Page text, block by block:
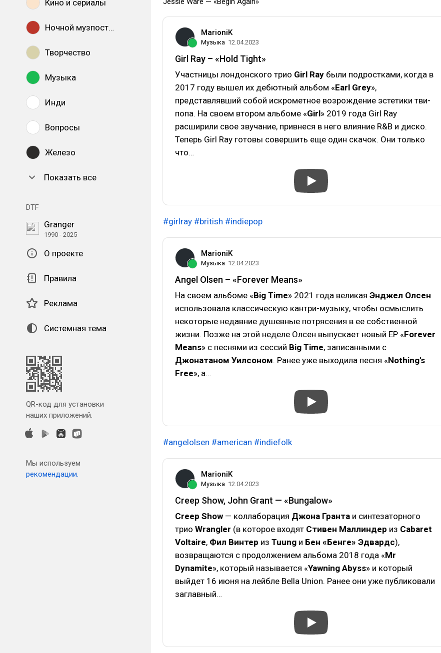
Кино и сериалы
Ночной музпостинг
Творчество
Музыка
Инди
Вопросы
Железо
Показать все
DTF
Granger
1990 - 2025
О проекте
Правила
Реклама
Системная тема
QR-код для установки
наших приложений.
Мы используем
рекомендации.
MarioniK
Музыка 12.04.2023
Girl Ray – «Hold Tight»
Участницы лондонского трио Girl Ray были подростками, когда в
2017 году вышел их дебютный альбом «Earl Grey»,
представлявший собой искрометное возрождение эстетики тви-
попа. На своем втором альбоме «Girl» 2019 года Girl Ray
расширили свое звучание, привнеся в него влияние R&B и диско.
Теперь Girl Ray готовы совершить еще один скачок. Они только
что…
#girlray #british #indiepop
MarioniK
Музыка 12.04.2023
Angel Olsen – «Forever Means»
На своем альбоме «Big Time» 2021 года великая Энджел Олсен
использовала классическую кантри-музыку, чтобы осмыслить
некоторые недавние душевные потрясения в ее собственной
жизни. Позже на этой неделе Олсен выпускает новый EP «Forever
Means» с песнями из сессий Big Time, записанными с
Джонатаном Уилсоном. Ранее уже выходила песня «Nothing's
Free», а…
#angelolsen #american #indiefolk
MarioniK
Музыка 12.04.2023
Creep Show, John Grant — «Bungalow»
Creep Show — коллаборация Джона Гранта и синтезаторного
трио Wrangler (в которое входят Стивен Маллиндер из Cabaret
Voltaire, Фил Винтер из Tuung и Бен «Бенге» Эдвардс),
возвращаются с продолжением альбома 2018 года «Mr
Dynamite», который называется «Yawning Abyss» и который
выйдет 16 июня на лейбле Bella Union. Ранее они уже публиковали
заглавный…